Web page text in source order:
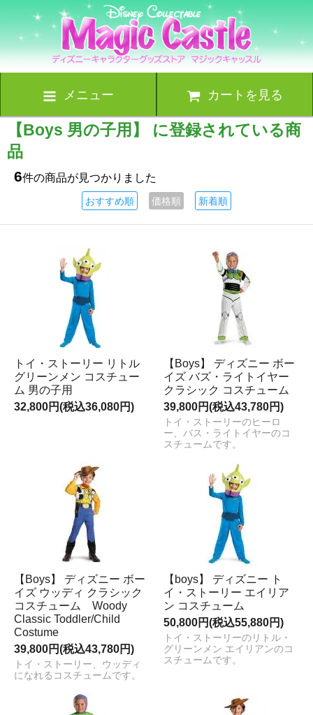
メニュー カートを見る
【Boys 男の子用】 に登録されている商
品
6件の商品が見つかりました
おすすめ順 価格順 新着順
トイ・ストーリー リトル
グリーンメン コスチュー
ム 男の子用
32,800円(税込36,080円)
【Boys】 ディズニー ボー
イズ バズ・ライトイヤー
クラシック コスチューム
39,800円(税込43,780円)
トイ・ストーリーのヒーロ
ー、バス・ライトイヤーのコ
スチュームです。
【Boys】 ディズニー ボー
イズ ウッディ クラシック
コスチューム Woody
Classic Toddler/Child
Costume
39,800円(税込43,780円)
トイ・ストーリー、ウッディ
になれるコスチュームです。
【boys】 ディズニー ト
イ・ストーリー エイリア
ン コスチューム
50,800円(税込55,880円)
トイ・ストーリーのリトル・
グリーンメン エイリアンのコ
スチュームです。